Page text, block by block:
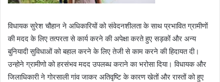
विधायक सुरेश चौहान ने अधिकारियों को संवेदनशीलता के साथ प्रभावित ग्रामीणों
की मदद के लिए तत्परता से कार्य करने की अपेक्षा करते हुए सड़कों और अन्य
बुनियादी सुविधाओं को बहाल करने के लिए तेजी से काम करने की हिदायत दी।
उन्होने ग्रामीणो को हरसंभव मदद उपलब्ध कराने का भरोसा दिया। विधायक और
जिलाधिकारी ने गोरसाली गांव जाकर अतिवृष्टि के कारण खेतों और रास्तों को हुए